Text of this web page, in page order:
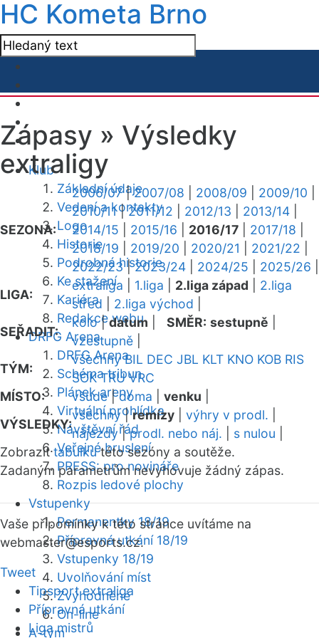
HC Kometa Brno
Klub
Základní údaje
Vedení a kontakty
Logo
Historie
Podrobná historie
Ke stažení
Kariéra
Redakce webu
DRFG Arena
DRFG Arena
Schéma tribun
Plánek areny
Virtuální prohlídka
Návštěvní řád
Veřejné bruslení
PRESS: pro novináře
Rozpis ledové plochy
Vstupenky
Permanentky 18/19
Přípravná utkání 18/19
Vstupenky 18/19
Uvolňování míst
Zvýhodněné
On-line
A-tým
Zápasy » Výsledky
extraligy
SEZONA:
2006/07|2007/08 2008/09 2009/10
2010/11|2011/12 2012/13 2013/14
2014/15
2015/16 2016/17 2017/18
2018/19
2019/20 2020/21 2021/22
2022/23|2023/24 2024/25 2025/26
LIGA:
extraliga 1.liga 2.liga západ
2.liga
střed
2.liga východ
SEŘADIT:
kolo|datum SMĚR: sestupně
vzestupně
TÝM:
všechny BIL DEC JBL KLT KNO KOB RIS
SOK TRU VRC
MÍSTO:
všude|doma venku
VÝSLEDKY:
všechny|remízy výhry v prodl.
nájezdy|prodl. nebo náj. s nulou
Zobrazittabulkutéto sezóny a soutěže.
Zadaným parametrům nevyhovuje žádný zápas.
Vaše připomínky k této stránce uvítáme na
webmaster@esports.cz.
Tweet
Tipsport extraliga
Přípravná utkání
Liga mistrů